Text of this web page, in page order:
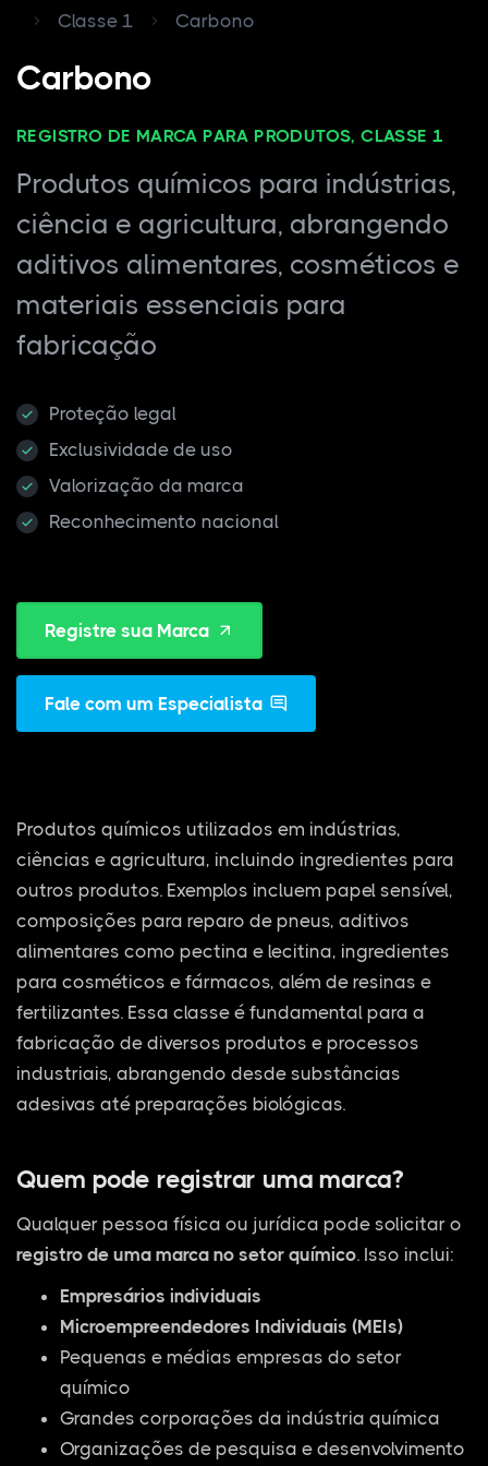
Classe 1 Carbono
Carbono
REGISTRO DE MARCA PARA PRODUTOS, CLASSE 1
Produtos químicos para indústrias,
ciência e agricultura, abrangendo
aditivos alimentares, cosméticos e
materiais essenciais para
fabricação
Proteção legal
Exclusividade de uso
Valorização da marca
Reconhecimento nacional
Registre sua Marca
Fale com um Especialista
Produtos químicos utilizados em indústrias,
ciências e agricultura, incluindo ingredientes para
outros produtos. Exemplos incluem papel sensível,
composições para reparo de pneus, aditivos
alimentares como pectina e lecitina, ingredientes
para cosméticos e fármacos, além de resinas e
fertilizantes. Essa classe é fundamental para a
fabricação de diversos produtos e processos
industriais, abrangendo desde substâncias
adesivas até preparações biológicas.
Quem pode registrar uma marca?
Qualquer pessoa física ou jurídica pode solicitar o
registro de uma marca no setor químico. Isso inclui:
Empresários individuais
Microempreendedores Individuais (MEIs)
Pequenas e médias empresas do setor
químico
Grandes corporações da indústria química
Organizações de pesquisa e desenvolvimento